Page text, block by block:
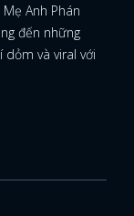
Anh Phán
đến những
và viral với